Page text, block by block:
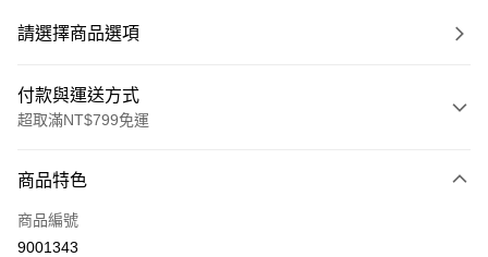
請選擇商品選項
付款與運送方式
超取滿NT$799免運
信用卡一次付款
超商取貨付款
商品特色
商品編號
9001343